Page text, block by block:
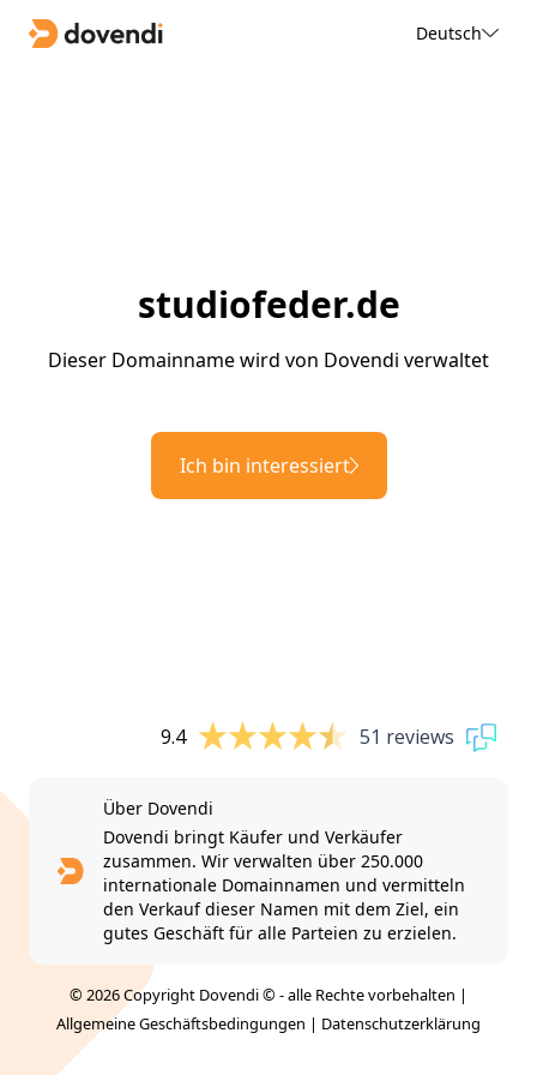
Deutsch
studiofeder.de
Dieser Domainname wird von Dovendi verwaltet
Ich bin interessiert
9.4 51 reviews
Über Dovendi
Dovendi bringt Käufer und Verkäufer
zusammen. Wir verwalten über 250.000
internationale Domainnamen und vermitteln
den Verkauf dieser Namen mit dem Ziel, ein
gutes Geschäft für alle Parteien zu erzielen.
© 2026 Copyright Dovendi © - alle Rechte vorbehalten |
Allgemeine Geschäftsbedingungen | Datenschutzerklärung